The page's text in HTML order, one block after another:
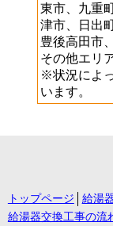
東市、九重
津市、日出
豊後高田市
その他エリ
※状況によ
います。
トップページ 給湯
給湯器交換工事の流